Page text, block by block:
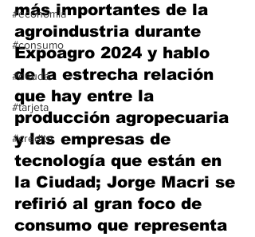
#economia
#consumo
#deuda
#tarjeta
#credito
más importantes de la
agroindustria durante
Expoagro 2024 y hablo
de la estrecha relación
que hay entre la
producción agropecuaria
y las empresas de
tecnología que están en
la Ciudad; Jorge Macri se
refirió al gran foco de
consumo que representa